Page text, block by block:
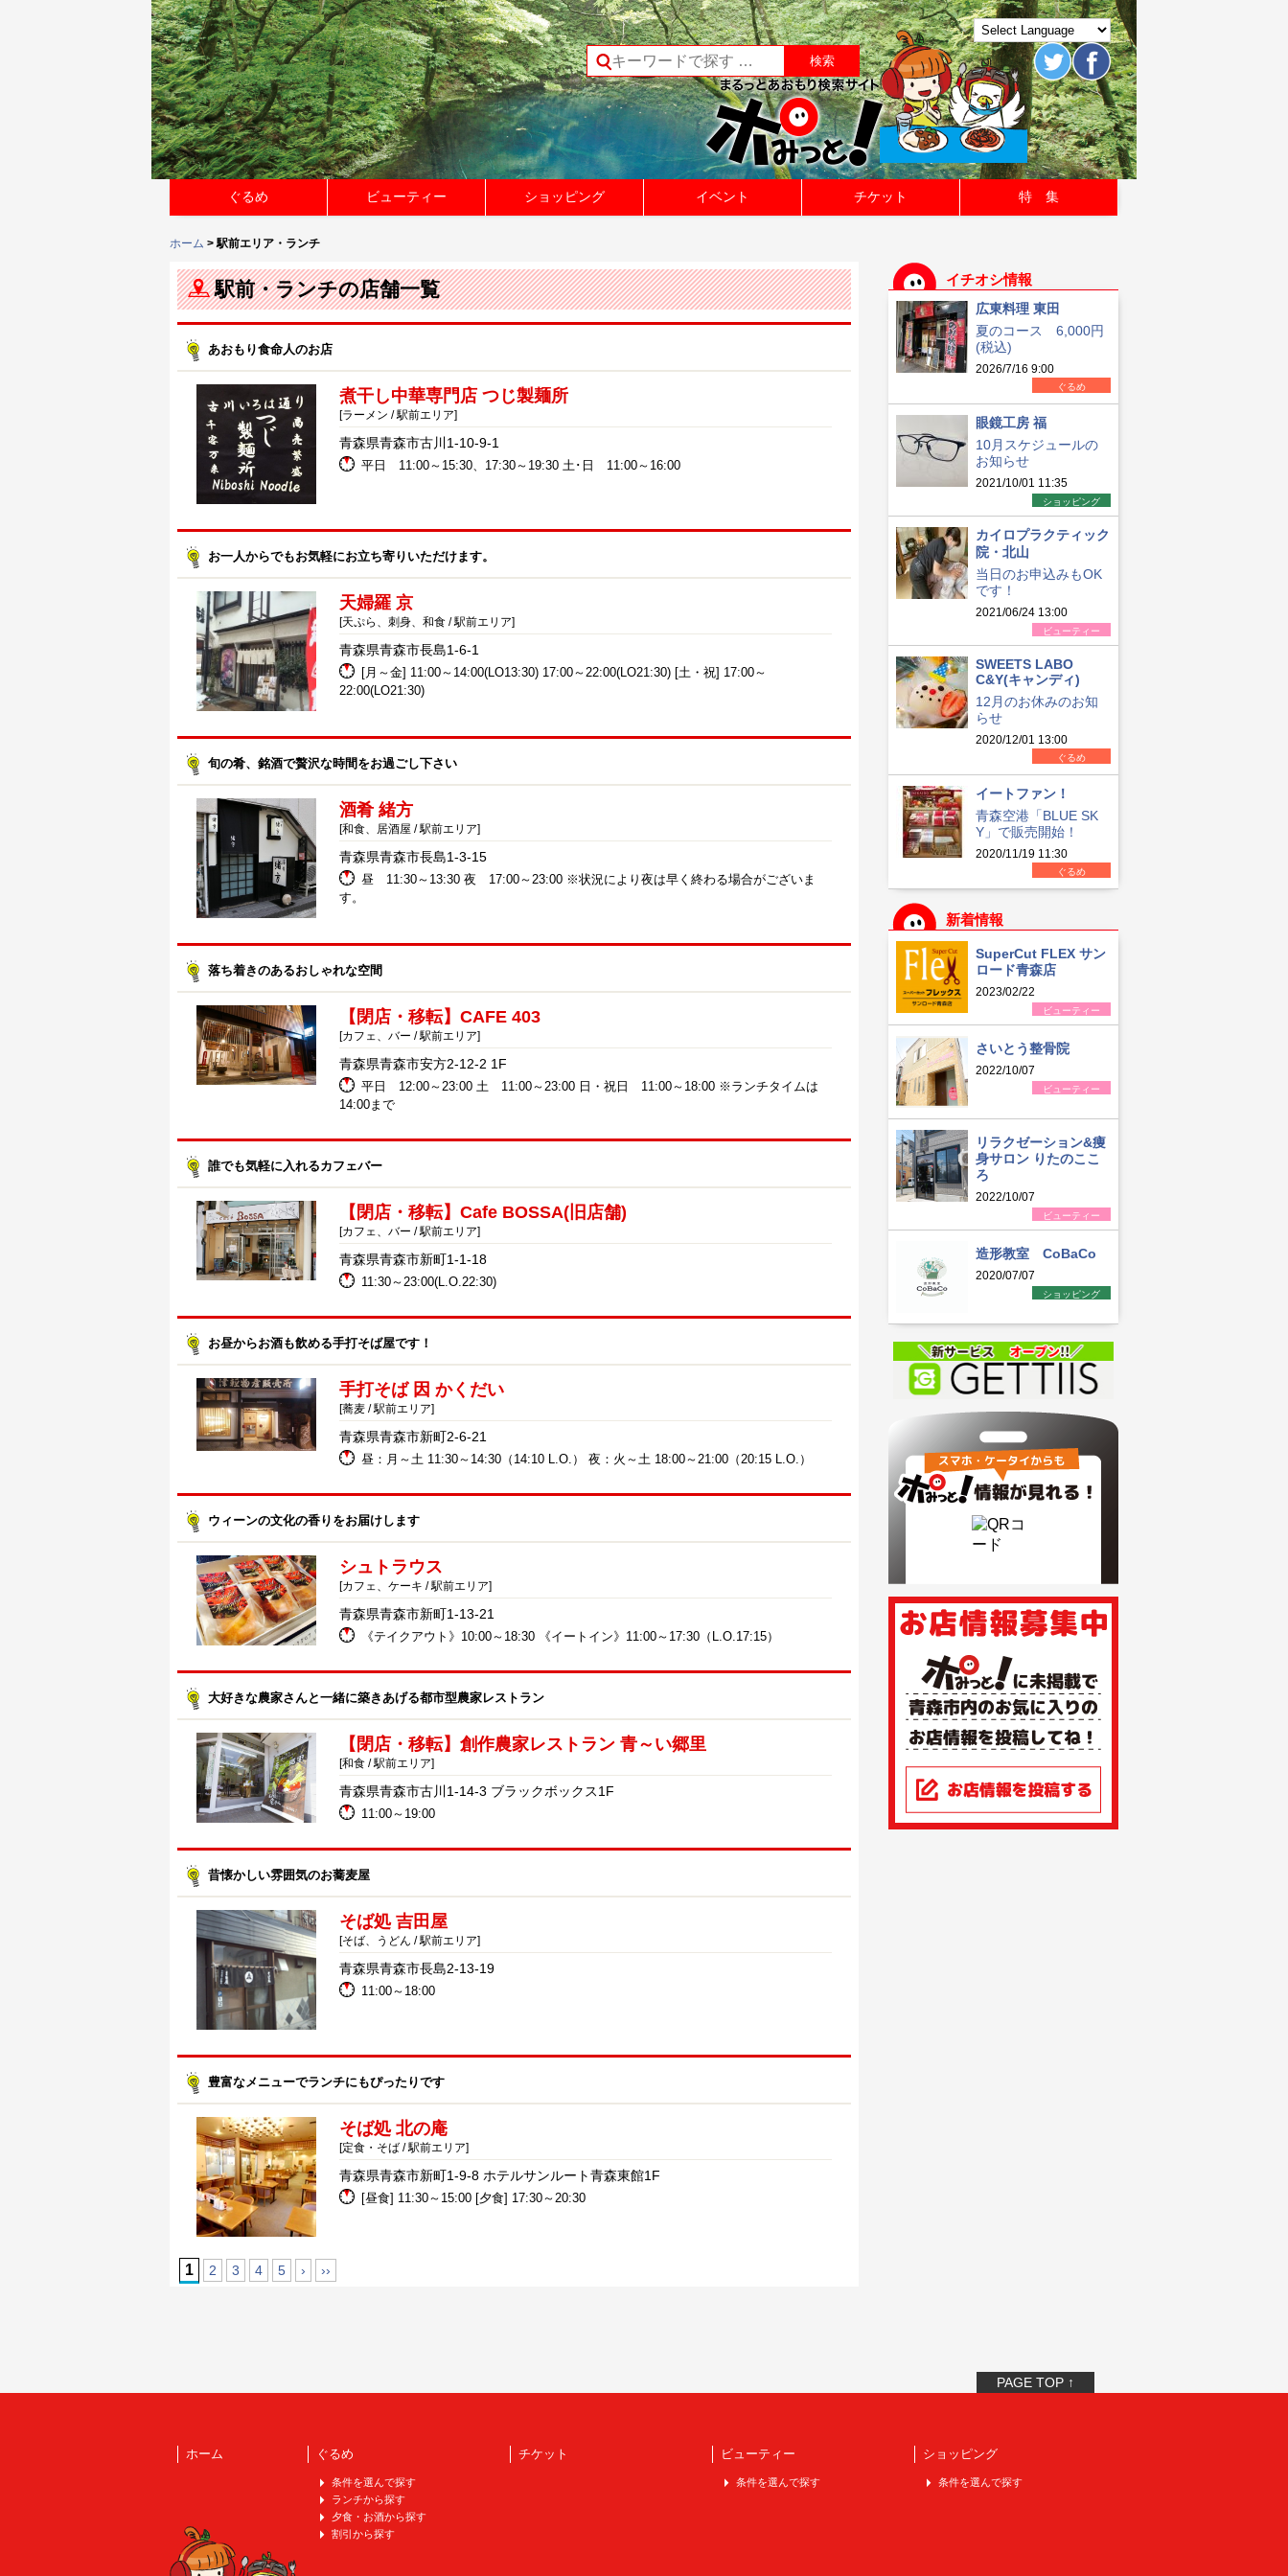
ぐるめ ビューティー ショッピング イベント チケット 特 集
ホーム > 駅前エリア・ランチ
駅前・ランチの店舗一覧
あおもり食命人のお店
煮干し中華専門店 つじ製麺所
[ラーメン / 駅前エリア]
青森県青森市古川1-10-9-1
平日 11:00～15:30、17:30～19:30 土･日 11:00～16:00
お一人からでもお気軽にお立ち寄りいただけます。
天婦羅 京
[天ぷら、刺身、和食 / 駅前エリア]
青森県青森市長島1-6-1
[月～金] 11:00～14:00(LO13:30) 17:00～22:00(LO21:30) [土・祝] 17:00～
22:00(LO21:30)
旬の肴、銘酒で贅沢な時間をお過ごし下さい
酒肴 緒方
[和食、居酒屋 / 駅前エリア]
青森県青森市長島1-3-15
昼 11:30～13:30 夜 17:00～23:00 ※状況により夜は早く終わる場合がございま
す。
落ち着きのあるおしゃれな空間
【閉店・移転】CAFE 403
[カフェ、バー / 駅前エリア]
青森県青森市安方2-12-2 1F
平日 12:00～23:00 土 11:00～23:00 日・祝日 11:00～18:00 ※ランチタイムは
14:00まで
誰でも気軽に入れるカフェバー
【閉店・移転】Cafe BOSSA(旧店舗)
[カフェ、バー / 駅前エリア]
青森県青森市新町1-1-18
11:30～23:00(L.O.22:30)
お昼からお酒も飲める手打そば屋です！
手打そば 因 かくだい
[蕎麦 / 駅前エリア]
青森県青森市新町2-6-21
昼：月～土 11:30～14:30（14:10 L.O.） 夜：火～土 18:00～21:00（20:15 L.O.）
ウィーンの文化の香りをお届けします
シュトラウス
[カフェ、ケーキ / 駅前エリア]
青森県青森市新町1-13-21
《テイクアウト》10:00～18:30 《イートイン》11:00～17:30（L.O.17:15）
大好きな農家さんと一緒に築きあげる都市型農家レストラン
【閉店・移転】創作農家レストラン 青～い郷里
[和食 / 駅前エリア]
青森県青森市古川1-14-3 ブラックボックス1F
11:00～19:00
昔懐かしい雰囲気のお蕎麦屋
そば処 吉田屋
[そば、うどん / 駅前エリア]
青森県青森市長島2-13-19
11:00～18:00
豊富なメニューでランチにもぴったりです
そば処 北の庵
[定食・そば / 駅前エリア]
青森県青森市新町1-9-8 ホテルサンルート青森東館1F
[昼食] 11:30～15:00 [夕食] 17:30～20:30
1 2 3 4 5 › ››
イチオシ情報
広東料理 東田
夏のコース 6,000円
(税込)
2026/7/16 9:00
ぐるめ
眼鏡工房 福
10月スケジュールの
お知らせ
2021/10/01 11:35
ショッピング
カイロプラクティック
院・北山
当日のお申込みもOK
です！
2021/06/24 13:00
ビューティー
SWEETS LABO
C&Y(キャンディ)
12月のお休みのお知
らせ
2020/12/01 13:00
ぐるめ
イートファン！
青森空港「BLUE SK
Y」で販売開始！
2020/11/19 11:30
ぐるめ
新着情報
SuperCut FLEX サン
ロード青森店
2023/02/22
ビューティー
さいとう整骨院
2022/10/07
ビューティー
リラクゼーション&痩
身サロン りたのここ
ろ
2022/10/07
ビューティー
造形教室 CoBaCo
2020/07/07
ショッピング
PAGE TOP ↑
ホーム ぐるめ
条件を選んで探す
ランチから探す
夕食・お酒から探す
割引から探す
チケット ビューティー
条件を選んで探す
ショッピング
条件を選んで探す